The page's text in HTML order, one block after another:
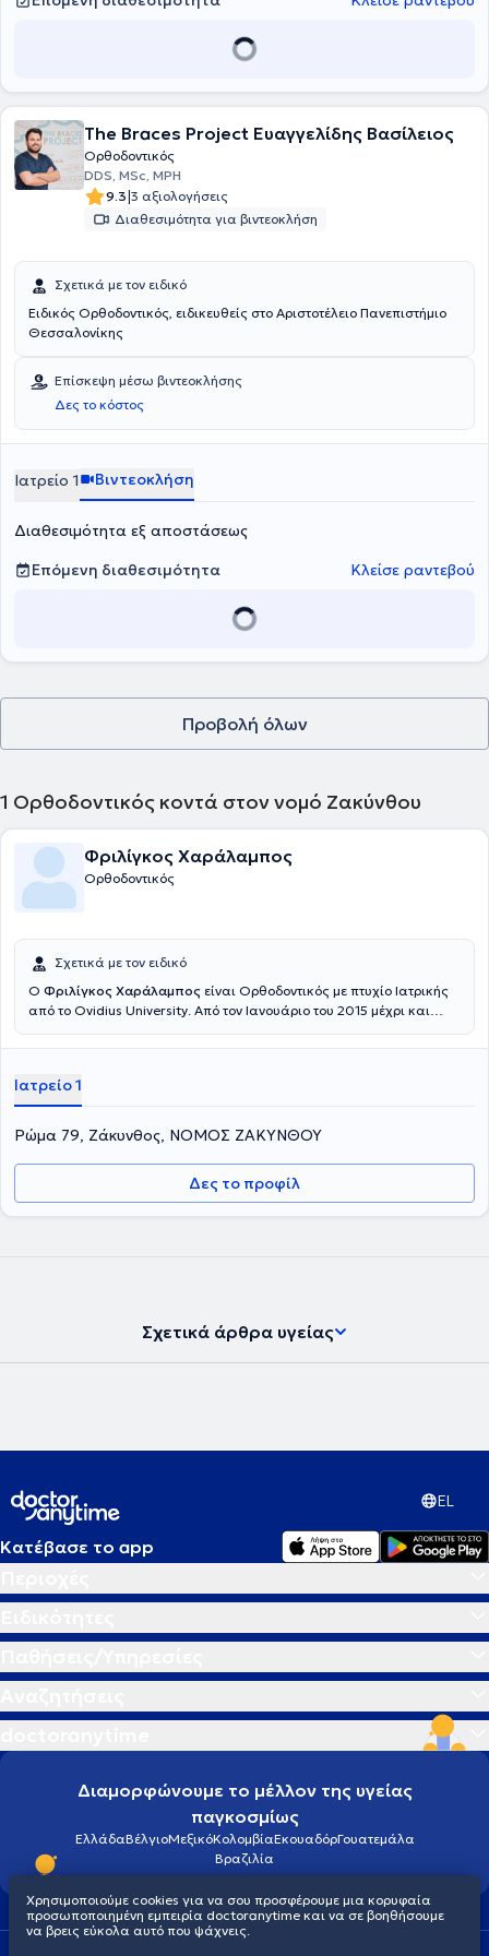
νάρθηκες, γλωσσικά/εσωτερικά σιδεράκια). Επιπλέον ασχολείται
συστηματικά με την θεραπεία του ροχαλητού και της άπνοιας
The Braces Project Ευαγγελίδης Βασίλειος
Ορθοδοντικός
DDS, MSc, MPH
9.3|3 αξιολογήσεις
Διαθεσιμότητα για βιντεοκλήση
Σχετικά με τον ειδικό
Ειδικός Ορθοδοντικός, ειδικευθείς στο Αριστοτέλειο Πανεπιστήμιο
Θεσσαλονίκης
Επίσκεψη μέσω βιντεοκλήσης
Δες το κόστος
Ιατρείο 1 Βιντεοκλήση
Διαθεσιμότητα εξ αποστάσεως
Επόμενη διαθεσιμότητα
Κλείσε ραντεβού
Προβολή όλων
1 Ορθοδοντικός κοντά στον νομό Ζακύνθου
Φριλίγκος Χαράλαμπος
Ορθοδοντικός
Σχετικά με τον ειδικό
Ο Φριλίγκος Χαράλαμπος είναι Ορθοδοντικός με πτυχίο Ιατρικής
από το Οvidius University. Από τον Ιανουάριο του 2015 μέχρι και
όπου ασχολείται αποκλειστικά με την ορθοδοντική θεραπεία
αντιμετωπίζει οποιοδήποτε ορθοδοντικό πρόβλημα –μικρό ή
μεγαλύτερο–, με την εφαρμογή σύγχρονων μεθόδων. Αξίζει να
σημειωθεί ότι για την επίλυση των ορθοδοντικών προβλημάτων ο
γιατρός χρησιμοποιεί τις πλέον σύγχρονες και καινοτόμες τεχνικές.
Επίσης, το ιατρείο του είναι πιστοποιημένο για τη χρήση της
γλωσσικής τεχνικής STB καθώς και για τη θεραπεία με διαφανείς
νάρθηκες Invisalign. Τέλος, ο κ. Φριλίγκος ενημερώνεται συνέχεια
Ιατρείο 1
Ρώμα 79, Ζάκυνθος, ΝΟΜΟΣ ΖΑΚΥΝΘΟΥ
Δες το προφίλ
Σχετικά άρθρα υγείας
EL
Κατέβασε το app
Διαμορφώνουμε το μέλλον της υγείας
παγκοσμίως
ΕλλάδαΒέλγιοΜεξικόΚολομβίαΕκουαδόρΓουατεμάλα
Βραζιλία
Χρησιμοποιούμε cookies για να σου προσφέρουμε μια κορυφαία
προσωποποιημένη εμπειρία doctoranytime και να σε βοηθήσουμε
να βρεις εύκολα αυτό που ψάχνεις.